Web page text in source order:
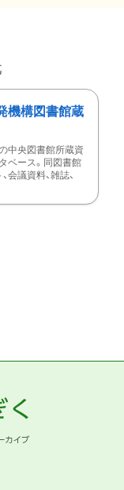
機構図書館蔵
中央図書館所蔵資
ベース。同図書館
会議資料、雑誌、